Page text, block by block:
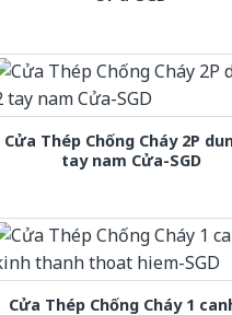
Cửa Thép Chống Cháy 2P
tay nam Cửa-SGD
Cửa Thép Chống Cháy 1